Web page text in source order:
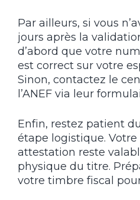
Par ailleurs, si vous
jours après la
d’abord que votre
est correct sur votre
Sinon, contactez le
l’ANEF via leur
Enfin, restez patient
étape logistique. Votre
attestation reste
physique du titre.
votre timbre fiscal